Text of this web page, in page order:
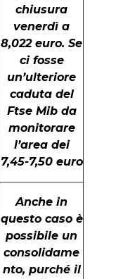
chiusura
venerdì a
8,022 euro. Se
ci fosse
un’ulteriore
caduta del
Ftse Mib da
monitorare
l’area dei
7,45-7,50 euro
Anche in
questo caso è
possibile un
consolidame
nto, purché il